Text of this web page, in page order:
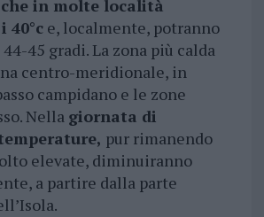
in molte località
40°ce, localmente, potranno
45 gradi. La zona più calda
centro-meridionale, in
campidano e le zone
Nella giornata di
pur rimanendo
elevate, diminuiranno
a partire dalla parte